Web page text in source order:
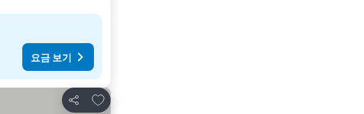
요금 보기
공유
즐겨찾기에 추가